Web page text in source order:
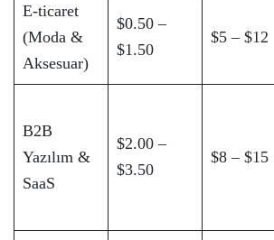
E-ticaret
(Moda &
Aksesuar)
$0.50 –
$1.50
$5 – $12
B2B
Yazılım &
SaaS
$2.00 –
$3.50
$8 – $15